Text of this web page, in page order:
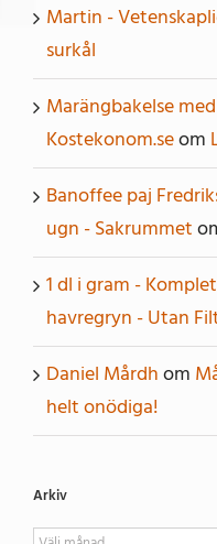
Martin -
surkål
Marängbakelse
Kostekonom.seom
Banoffee paj
ugn - Sakrummet
1 dl i gram -
havregryn - Utan
Daniel Mårdhom
helt onödiga!
Arkiv